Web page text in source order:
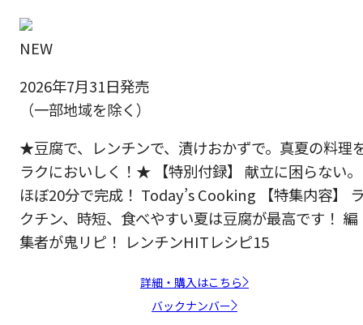
NEW
2026年7月31日発売
（一部地域を除く）
★豆腐で、レンチンで、漬けおかずで。真夏の料理
ラクにおいしく！★ 【特別付録】 献立に困らない。
ほぼ20分で完成！ Today’s Cooking 【特集内容】
クチン、時短、食べやすい夏は豆腐が最高です！ 編
集者が鬼リピ！ レンチンHITレシピ15
詳細・購入はこちら
バックナンバー